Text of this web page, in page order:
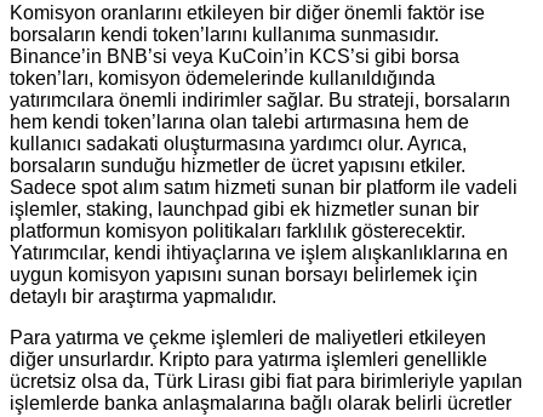
Komisyon oranlarını etkileyen bir diğer önemli faktör ise
borsaların kendi token’larını kullanıma sunmasıdır.
Binance’in BNB’si veya KuCoin’in KCS’si gibi borsa
token’ları, komisyon ödemelerinde kullanıldığında
yatırımcılara önemli indirimler sağlar. Bu strateji, borsaların
hem kendi token’larına olan talebi artırmasına hem de
kullanıcı sadakati oluşturmasına yardımcı olur. Ayrıca,
borsaların sunduğu hizmetler de ücret yapısını etkiler.
Sadece spot alım satım hizmeti sunan bir platform ile vadeli
işlemler, staking, launchpad gibi ek hizmetler sunan bir
platformun komisyon politikaları farklılık gösterecektir.
Yatırımcılar, kendi ihtiyaçlarına ve işlem alışkanlıklarına en
uygun komisyon yapısını sunan borsayı belirlemek için
detaylı bir araştırma yapmalıdır.
Para yatırma ve çekme işlemleri de maliyetleri etkileyen
diğer unsurlardır. Kripto para yatırma işlemleri genellikle
ücretsiz olsa da, Türk Lirası gibi fiat para birimleriyle yapılan
işlemlerde banka anlaşmalarına bağlı olarak belirli ücretler